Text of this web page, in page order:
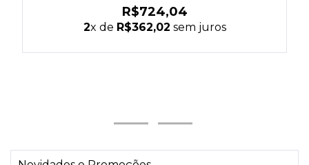
R$724,04
2x de R$362,02 sem juros